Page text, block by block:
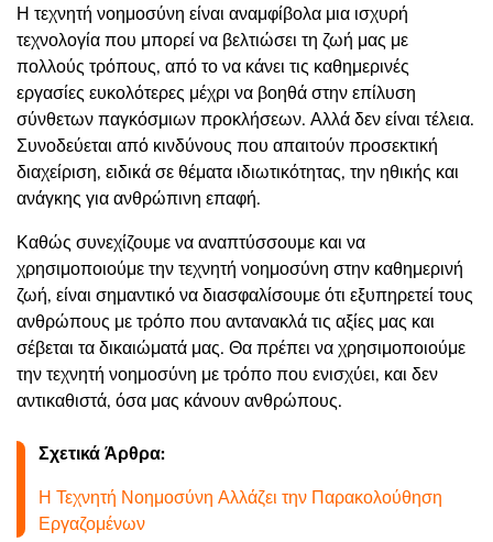
Η τεχνητή νοημοσύνη είναι αναμφίβολα μια ισχυρή
τεχνολογία που μπορεί να βελτιώσει τη ζωή μας με
πολλούς τρόπους, από το να κάνει τις καθημερινές
εργασίες ευκολότερες μέχρι να βοηθά στην επίλυση
σύνθετων παγκόσμιων προκλήσεων. Αλλά δεν είναι τέλεια.
Συνοδεύεται από κινδύνους που απαιτούν προσεκτική
διαχείριση, ειδικά σε θέματα ιδιωτικότητας, την ηθικής και
ανάγκης για ανθρώπινη επαφή.
Καθώς συνεχίζουμε να αναπτύσσουμε και να
χρησιμοποιούμε την τεχνητή νοημοσύνη στην καθημερινή
ζωή, είναι σημαντικό να διασφαλίσουμε ότι εξυπηρετεί τους
ανθρώπους με τρόπο που αντανακλά τις αξίες μας και
σέβεται τα δικαιώματά μας. Θα πρέπει να χρησιμοποιούμε
την τεχνητή νοημοσύνη με τρόπο που ενισχύει, και δεν
αντικαθιστά, όσα μας κάνουν ανθρώπους.
Σχετικά Άρθρα:
Η Τεχνητή Νοημοσύνη Αλλάζει την Παρακολούθηση
Εργαζομένων